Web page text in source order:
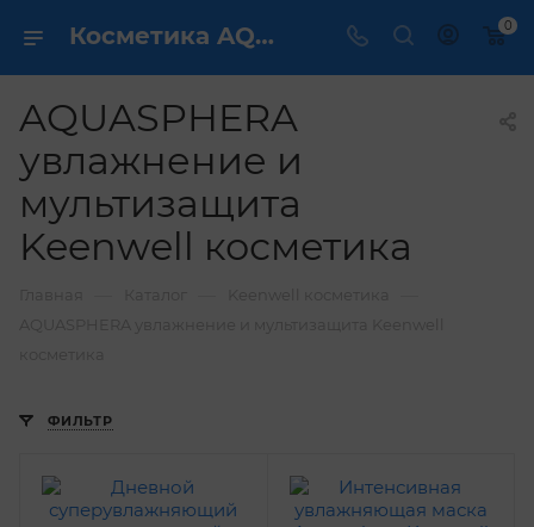
Косметика AQUASPHERA увлажнение и мультизащита Keenwell / dermcare.ru 0
AQUASPHERA
увлажнение и
мультизащита
Keenwell косметика
ФИЛЬТР